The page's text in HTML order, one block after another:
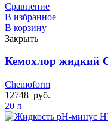
Сравнение
В избранное
В корзину
Закрыть
Кемохлор жидкий
Chemoform
12748 руб.
20 л